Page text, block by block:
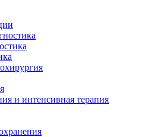
и интенсивная терапия